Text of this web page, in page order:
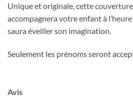
Unique et originale, cette
accompagnera votre enfant à
saura éveiller son imagination.
Seulement les prénoms seront
Avis